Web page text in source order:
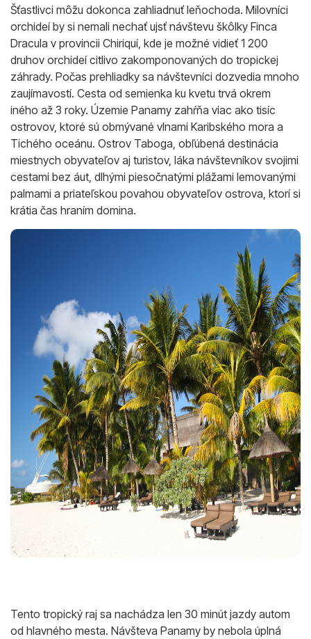
Šťastlivci môžu dokonca zahliadnuť leňochoda. Milovníci
orchideí by si nemali nechať ujsť návštevu škôlky Finca
Dracula v provincii Chiriquí, kde je možné vidieť 1 200
druhov orchideí citlivo zakomponovaných do tropickej
záhrady. Počas prehliadky sa návštevníci dozvedia mnoho
zaujímavostí. Cesta od semienka ku kvetu trvá okrem
iného až 3 roky. Územie Panamy zahŕňa viac ako tisíc
ostrovov, ktoré sú obmývané vlnami Karibského mora a
Tichého oceánu. Ostrov Taboga, obľúbená destinácia
miestnych obyvateľov aj turistov, láka návštevníkov svojimi
cestami bez áut, dlhými piesočnatými plážami lemovanými
palmami a priateľskou povahou obyvateľov ostrova, ktorí si
krátia čas hraním domina.
Tento tropický raj sa nachádza len 30 minút jazdy autom
od hlavného mesta. Návšteva Panamy by nebola úplná